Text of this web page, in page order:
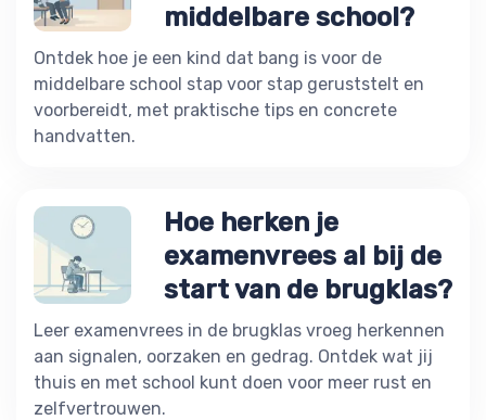
middelbare school?
Ontdek hoe je een kind dat bang is voor de
middelbare school stap voor stap geruststelt en
voorbereidt, met praktische tips en concrete
handvatten.
Hoe herken je
examenvrees al bij de
start van de brugklas?
Leer examenvrees in de brugklas vroeg herkennen
aan signalen, oorzaken en gedrag. Ontdek wat jij
thuis en met school kunt doen voor meer rust en
zelfvertrouwen.